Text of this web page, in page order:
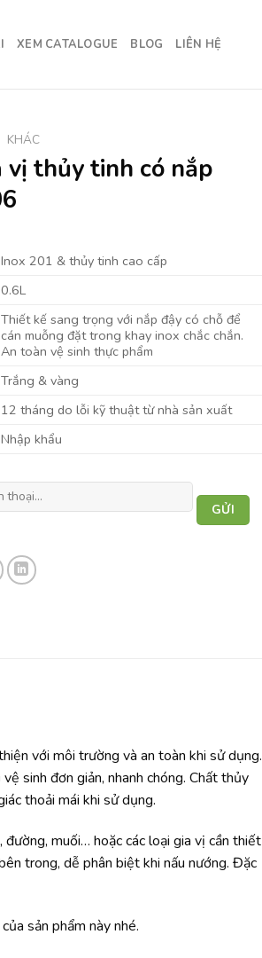
XEM CATALOGUE BLOG LIÊN HỆ
KHÁC
vị thủy tinh có nắp
Inox 201 & thủy tinh cao cấp
0.6L
Thiết kế sang trọng với nắp đậy có chỗ để
cán muỗng đặt trong khay inox chắc chắn.
An toàn vệ sinh thực phẩm
Trắng & vàng
12 tháng do lỗi kỹ thuật từ nhà sản xuất
Nhập khẩu
với môi trường và an toàn khi sử dụng.
sinh đơn giản, nhanh chóng. Chất thủy
thoải mái khi sử dụng.
muối… hoặc các loại gia vị cần thiết
trong, dễ phân biệt khi nấu nướng. Đặc
sản phẩm này nhé.